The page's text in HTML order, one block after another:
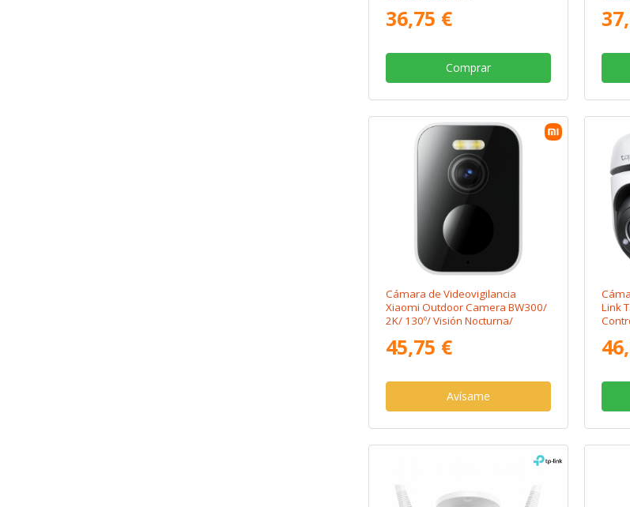
36,75 €
Comprar
Cámara de Videovigilancia
Xiaomi Outdoor Camera BW300/
2K/ 130º/ Visión Nocturna/
45,75 €
Avísame
Link